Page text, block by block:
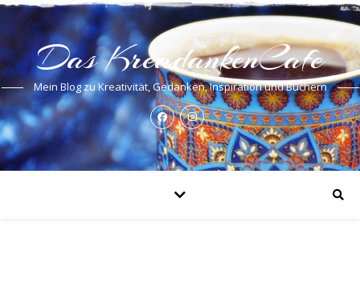
Das KreadankenCafe
Mein Blog zu Kreativität, Gedanken, Inspiration und Büchern